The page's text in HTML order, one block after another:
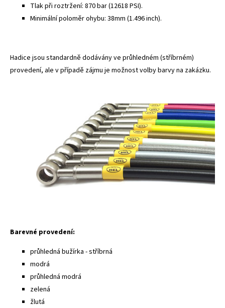
Tlak při roztržení: 870 bar (12618 PSI).
Minimální poloměr ohybu: 38mm (1.496 inch).
Hadice jsou standardně dodávány ve průhledném (stříbrném)
provedení, ale v případě zájmu je možnost volby barvy na zakázku.
Barevné provedení:
průhledná bužírka - stříbrná
modrá
průhledná modrá
zelená
žlutá